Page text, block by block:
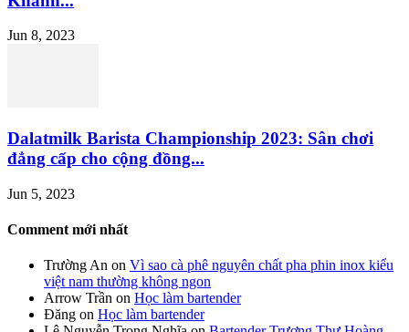
Jun 8, 2023
Dalatmilk Barista Championship 2023: Sân chơi
đẳng cấp cho cộng đồng...
Jun 5, 2023
Comment mới nhất
Trường An on Vì sao cà phê nguyên chất pha phin inox kiểu
việt nam thường không ngon
Arrow Trần on Học làm bartender
Đăng on Học làm bartender